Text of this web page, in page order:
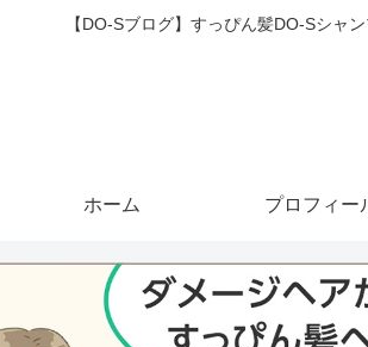
【DO-Sブログ】すっぴん髪DO-Sシャ
ホーム プロフィー